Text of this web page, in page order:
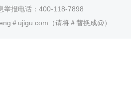
举报电话：400-118-7898
＃ujigu.com（请将＃替换成@）